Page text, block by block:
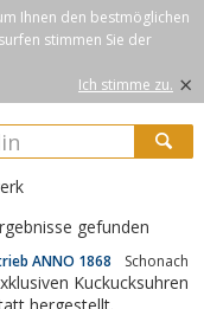
Ihnen den bestmöglichen
stimmen Sie der
Ich stimme zu. ×
gefunden
ANNO 1868 Schonach
Kuckucksuhren